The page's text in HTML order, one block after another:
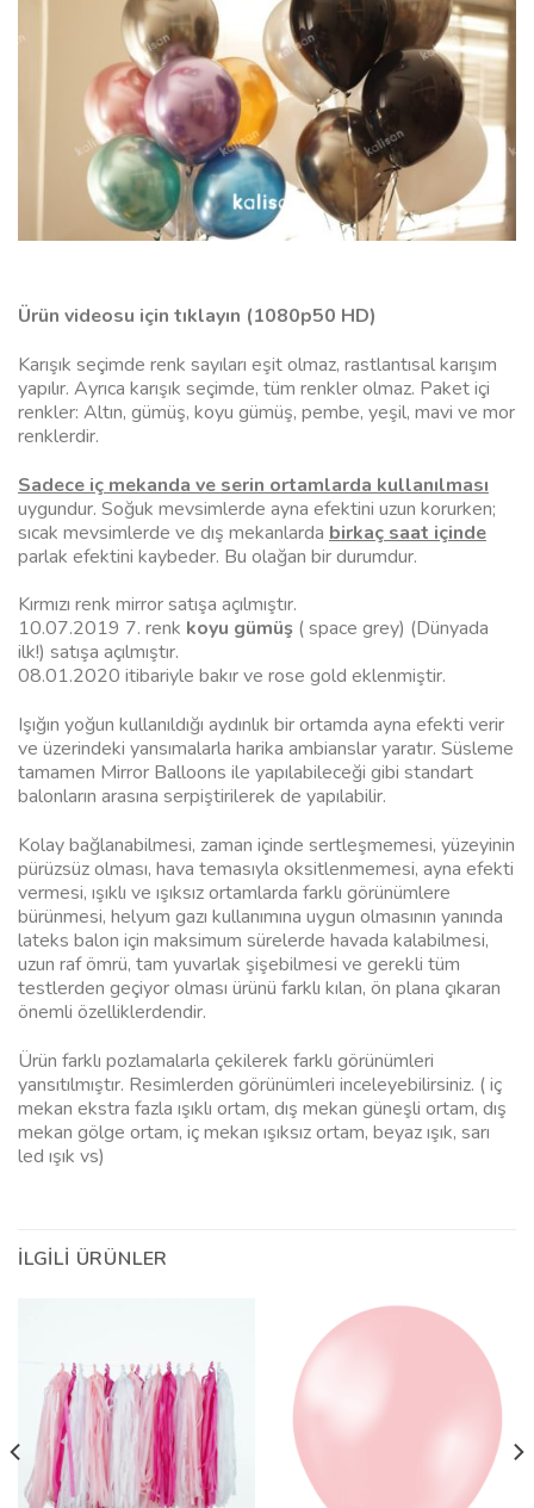
Ürün videosu için tıklayın (1080p50 HD)
Karışık seçimde renk sayıları eşit olmaz, rastlantısal karışım
yapılır. Ayrıca karışık seçimde, tüm renkler olmaz. Paket içi
renkler: Altın, gümüş, koyu gümüş, pembe, yeşil, mavi ve mor
renklerdir.
Sadece iç mekanda ve serin ortamlarda kullanılması
uygundur. Soğuk mevsimlerde ayna efektini uzun korurken;
sıcak mevsimlerde ve dış mekanlarda birkaç saat içinde
parlak efektini kaybeder. Bu olağan bir durumdur.
Kırmızı renk mirror satışa açılmıştır.
10.07.2019 7. renk koyu gümüş ( space grey) (Dünyada
ilk!) satışa açılmıştır.
08.01.2020 itibariyle bakır ve rose gold eklenmiştir.
Işığın yoğun kullanıldığı aydınlık bir ortamda ayna efekti verir
ve üzerindeki yansımalarla harika ambianslar yaratır. Süsleme
tamamen Mirror Balloons ile yapılabileceği gibi standart
balonların arasına serpiştirilerek de yapılabilir.
Kolay bağlanabilmesi, zaman içinde sertleşmemesi, yüzeyinin
pürüzsüz olması, hava temasıyla oksitlenmemesi, ayna efekti
vermesi, ışıklı ve ışıksız ortamlarda farklı görünümlere
bürünmesi, helyum gazı kullanımına uygun olmasının yanında
lateks balon için maksimum sürelerde havada kalabilmesi,
uzun raf ömrü, tam yuvarlak şişebilmesi ve gerekli tüm
testlerden geçiyor olması ürünü farklı kılan, ön plana çıkaran
önemli özelliklerdendir.
Ürün farklı pozlamalarla çekilerek farklı görünümleri
yansıtılmıştır. Resimlerden görünümleri inceleyebilirsiniz. ( iç
mekan ekstra fazla ışıklı ortam, dış mekan güneşli ortam, dış
mekan gölge ortam, iç mekan ışıksız ortam, beyaz ışık, sarı
led ışık vs)
İLGILI ÜRÜNLER